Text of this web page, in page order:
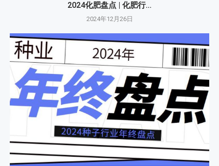
2024化肥盘点 | 化肥行...
2024年12月26日